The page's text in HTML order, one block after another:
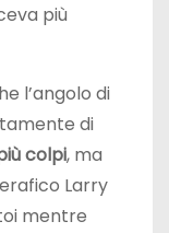
più
l’angolo di
di
colpi, ma
Larry
mentre